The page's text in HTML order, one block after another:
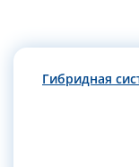
Гибридная